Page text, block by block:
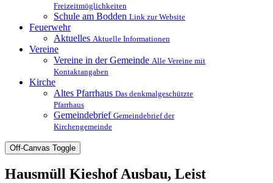
Freizeitmöglichkeiten
Schule am Bodden Link zur Website
Feuerwehr
Aktuelles Aktuelle Informationen
Vereine
Vereine in der Gemeinde Alle Vereine mit
Kontaktangaben
Kirche
Altes Pfarrhaus Das denkmalgeschützte
Pfarrhaus
Gemeindebrief Gemeindebrief der
Kirchengemeinde
Off-Canvas Toggle
Hausmüll Kieshof Ausbau, Leist